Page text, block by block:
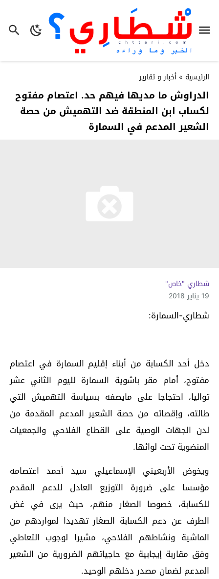
الرئيسية » أخبار و تقارير
الدراوش ما مديها فيهم حد. اعتصام مفتوح
لكساب ابن المنطقة ضد التهميش من حصة
الشعير المدعم في السمارة
شطاري "خاص"
19 يناير 2018
شطاري-السمارة:
دخل أحد الكسابة من أبناء إقليم السمارة في اعتصام
مفتوح، أمام مقر باشوية السمارة لليوم الثاني عشر
تواليا، احتجاجا على مايصفه بسياسة التهميش التي
طالته، وإقصائه من حصة الشعير المدعم المقدمة من
لدن الجهات الوصية على القطاع الفلاحي والجمعيات
المنضوية تحت لوائها.
ويخوض الأربعيني الإسماعيلي سيد أحمد اعتصامه
مؤسسا على ضرورة التوزيع العادل للدعم المقدم
للكسابة، خصوصا الصغار منهم، حيث يرى في غض
الطرف عن دعم الكسابة الصغار تهديدا لمواردهم من
الماشية ونشاطهم الفلاحي، مشيرا لوجوب التعاطي
وفق مقاربة إيجابية مع حاجياتهم الضرورية من الشعير
المدعم لضمان مصدر دخلهم الوحيد.